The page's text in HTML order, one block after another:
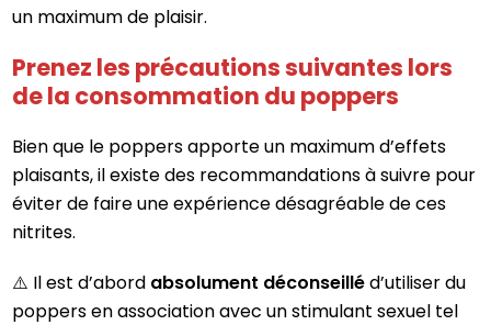
un maximum de plaisir.
Prenez les précautions suivantes lors
de la consommation du poppers
Bien que le poppers apporte un maximum d’effets
plaisants, il existe des recommandations à suivre pour
éviter de faire une expérience désagréable de ces
nitrites.
⚠️ Il est d’abord absolument déconseilléd’utiliser du
poppers en association avec un stimulant sexuel tel